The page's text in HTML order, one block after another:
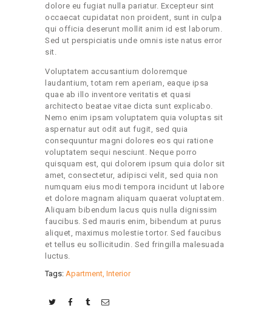
dolore eu fugiat nulla pariatur. Excepteur sint
occaecat cupidatat non proident, sunt in culpa
qui officia deserunt mollit anim id est laborum.
Sed ut perspiciatis unde omnis iste natus error
sit.
Voluptatem accusantium doloremque
laudantium, totam rem aperiam, eaque ipsa
quae ab illo inventore veritatis et quasi
architecto beatae vitae dicta sunt explicabo.
Nemo enim ipsam voluptatem quia voluptas sit
aspernatur aut odit aut fugit, sed quia
consequuntur magni dolores eos qui ratione
voluptatem sequi nesciunt. Neque porro
quisquam est, qui dolorem ipsum quia dolor sit
amet, consectetur, adipisci velit, sed quia non
numquam eius modi tempora incidunt ut labore
et dolore magnam aliquam quaerat voluptatem.
Aliquam bibendum lacus quis nulla dignissim
faucibus. Sed mauris enim, bibendum at purus
aliquet, maximus molestie tortor. Sed faucibus
et tellus eu sollicitudin. Sed fringilla malesuada
luctus.
Tags: Apartment Interior